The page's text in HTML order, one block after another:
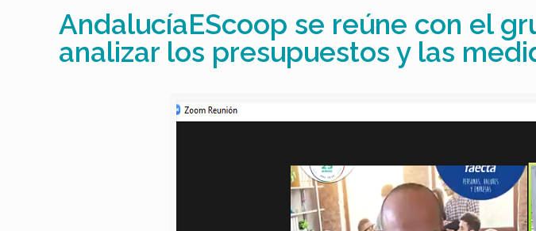
AndalucíaEScoop se reúne con el
analizar los presupuestos y las